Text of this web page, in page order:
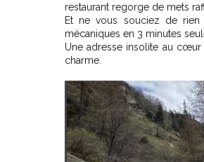
restaurant regorge de mets
Et ne vous souciez de
mécaniques en 3 minutes
Une adresse insolite au
charme.